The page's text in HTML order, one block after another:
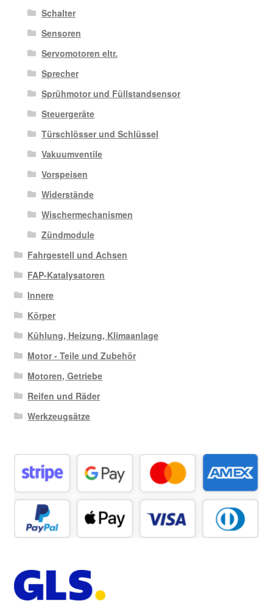
Schalter
Sensoren
Servomotoren eltr.
Sprecher
Sprühmotor und Füllstandsensor
Steuergeräte
Türschlösser und Schlüssel
Vakuumventile
Vorspeisen
Widerstände
Wischermechanismen
Zündmodule
Fahrgestell und Achsen
FAP-Katalysatoren
Innere
Körper
Kühlung, Heizung, Klimaanlage
Motor - Teile und Zubehör
Motoren, Getriebe
Reifen und Räder
Werkzeugsätze